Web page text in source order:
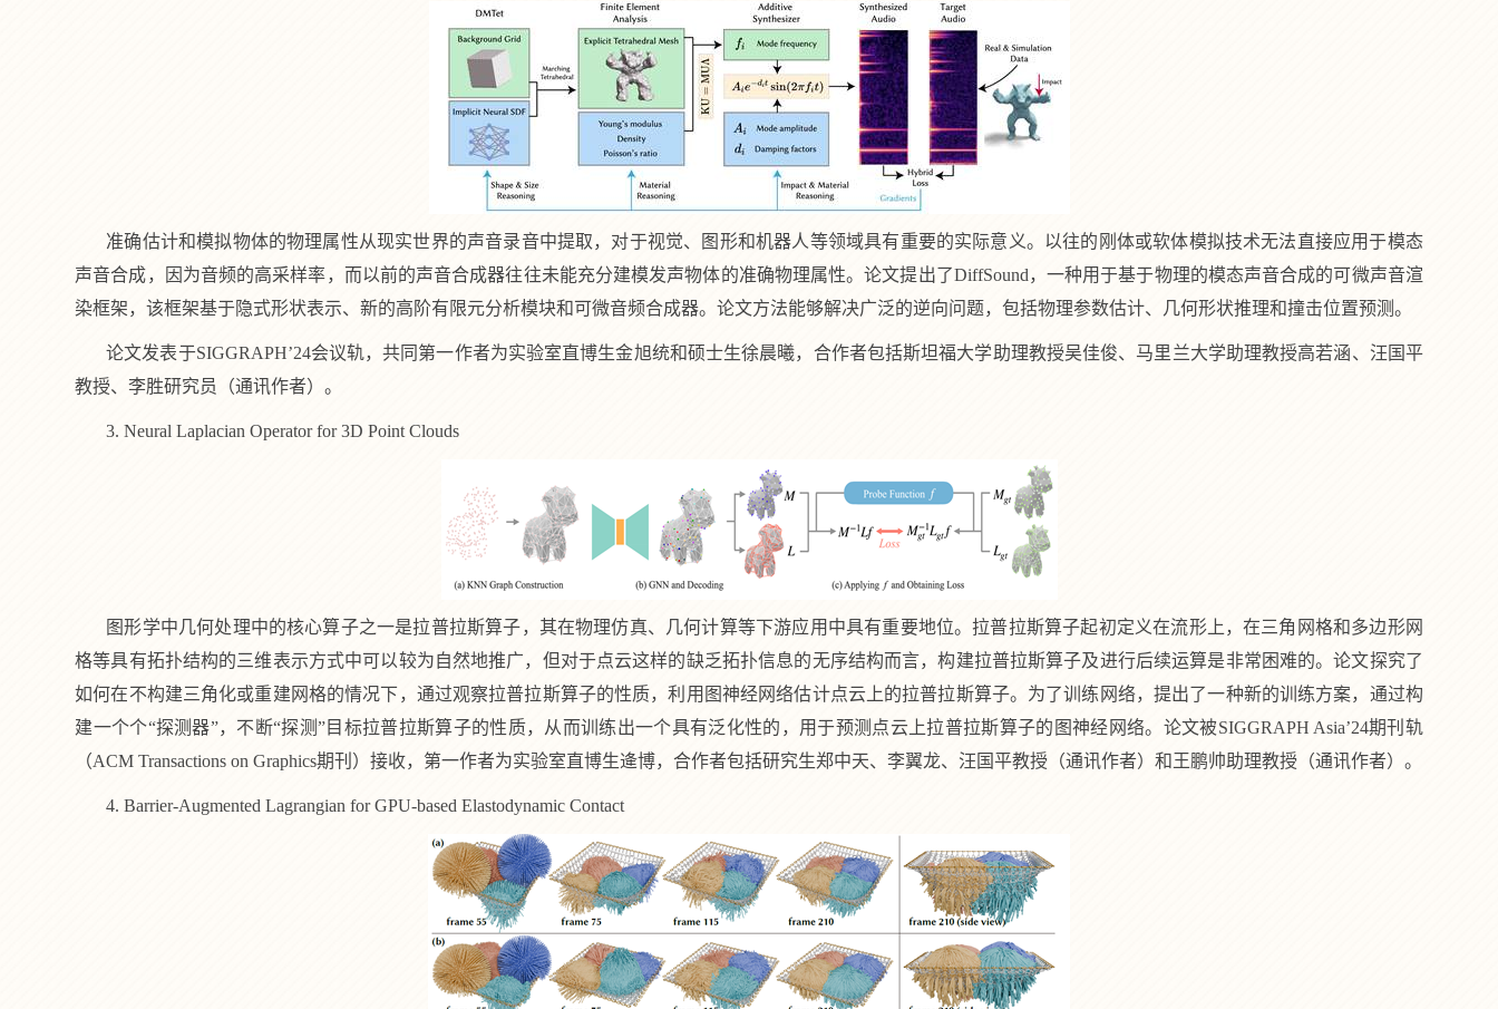
准确估计和模拟物体的物理属性从现实世界的声音录音中提取，对于视觉、图形和机器人等领域具有重要的实际意义。以往的刚体或软体模拟技术无法直接应用于模态
声音合成，因为音频的高采样率，而以前的声音合成器往往未能充分建模发声物体的准确物理属性。论文提出了DiffSound，一种用于基于物理的模态声音合成的可微声音渲
染框架，该框架基于隐式形状表示、新的高阶有限元分析模块和可微音频合成器。论文方法能够解决广泛的逆向问题，包括物理参数估计、几何形状推理和撞击位置预测。
论文发表于SIGGRAPH’24会议轨，共同第一作者为实验室直博生金旭统和硕士生徐晨曦，合作者包括斯坦福大学助理教授吴佳俊、马里兰大学助理教授高若涵、汪国平
教授、李胜研究员（通讯作者）。
3. Neural Laplacian Operator for 3D Point Clouds
图形学中几何处理中的核心算子之一是拉普拉斯算子，其在物理仿真、几何计算等下游应用中具有重要地位。拉普拉斯算子起初定义在流形上，在三角网格和多边形网
格等具有拓扑结构的三维表示方式中可以较为自然地推广，但对于点云这样的缺乏拓扑信息的无序结构而言，构建拉普拉斯算子及进行后续运算是非常困难的。论文探究了
如何在不构建三角化或重建网格的情况下，通过观察拉普拉斯算子的性质，利用图神经网络估计点云上的拉普拉斯算子。为了训练网络，提出了一种新的训练方案，通过构
建一个个“探测器”，不断“探测”目标拉普拉斯算子的性质，从而训练出一个具有泛化性的，用于预测点云上拉普拉斯算子的图神经网络。论文被SIGGRAPH Asia’24期刊轨
（ACM Transactions on Graphics期刊）接收，第一作者为实验室直博生逄博，合作者包括研究生郑中天、李翼龙、汪国平教授（通讯作者）和王鹏帅助理教授（通讯作者）。
4. Barrier-Augmented Lagrangian for GPU-based Elastodynamic Contact